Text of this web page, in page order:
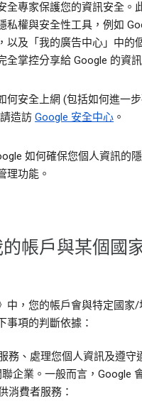
全專家保護您的資訊安全。
私權與安全性工具，例如
以及「我的廣告中心」中的
全掌控分享給 Google 的資訊
何安全上網 (包括如何進一
造訪 Google 安全中心 。
如何確保您個人資訊的
理功能。
帳戶與某個國
中，您的帳戶會與特定國家
事項的判斷依據：
務、處理您個人資訊及遵守
企業。一般而言，Google
消費者服務：